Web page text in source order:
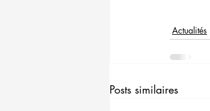
Actualités
Posts similaires